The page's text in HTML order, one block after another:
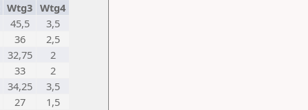
Wtg3 Wtg4
45,5
3,5
36
2,5
32,75
2
33
2
34,25
3,5
27
1,5